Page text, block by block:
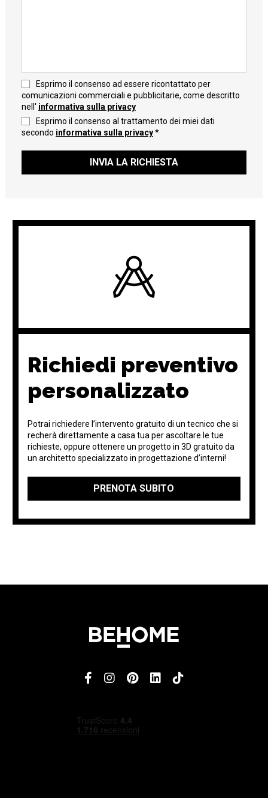
Esprimo il consenso ad essere ricontattato per
comunicazioni commerciali e pubblicitarie, come descritto
nell' informativa sulla privacy
Esprimo il consenso al trattamento dei miei dati
secondo informativa sulla privacy*
INVIA LA RICHIESTA
Richiedi preventivo
personalizzato
Potrai richiedere l’intervento gratuito di un tecnico che si
recherà direttamente a casa tua per ascoltare le tue
richieste, oppure ottenere un progetto in 3D gratuito da
un architetto specializzato in progettazione d’interni!
PRENOTA SUBITO